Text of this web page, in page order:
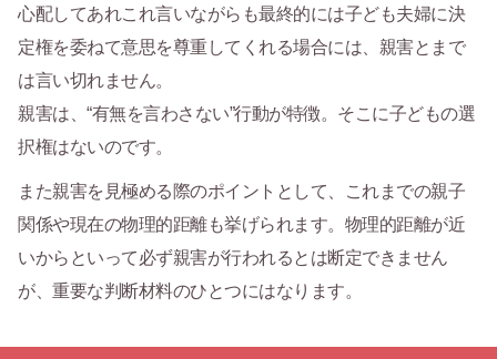
心配してあれこれ言いながらも最終的には子ども夫婦に決
定権を委ねて意思を尊重してくれる場合には、親害とまで
は言い切れません。
親害は、“有無を言わさない”行動が特徴。そこに子どもの選
択権はないのです。
また親害を見極める際のポイントとして、これまでの親子
関係や現在の物理的距離も挙げられます。物理的距離が近
いからといって必ず親害が行われるとは断定できません
が、重要な判断材料のひとつにはなります。